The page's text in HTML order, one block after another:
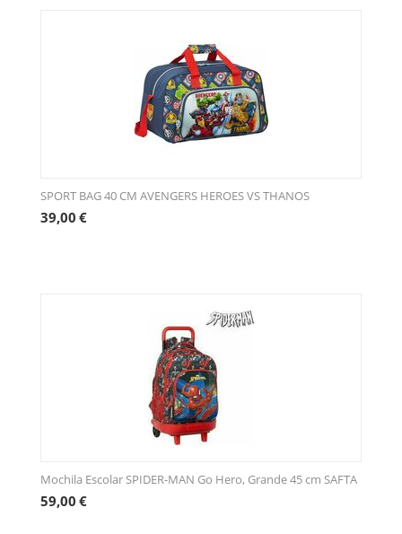
SPORT BAG 40 CM AVENGERS HEROES VS THANOS
39,00 €
Mochila Escolar SPIDER-MAN Go Hero, Grande 45 cm SAFTA
59,00 €